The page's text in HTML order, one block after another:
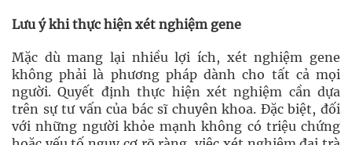
Lưu ý khi thực hiện xét nghiệm gene
Mặc dù mang lại nhiều lợi ích, xét nghiệm gene
không phải là phương pháp dành cho tất cả mọi
người. Quyết định thực hiện xét nghiệm cần dựa
trên sự tư vấn của bác sĩ chuyên khoa. Đặc biệt, đối
với những người khỏe mạnh không có triệu chứng